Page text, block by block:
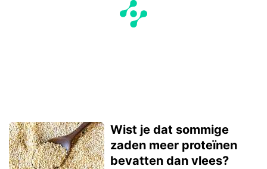
Wist je dat sommige
zaden meer proteïnen
bevatten dan vlees?